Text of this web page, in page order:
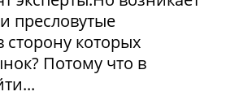
пресловутые
сторону которых
Потому что в